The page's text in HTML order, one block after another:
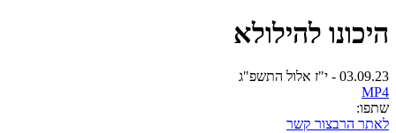
היכונו להילולא
03.09.23 - י"ז אלול התשפ"ג
MP4
שתפו:
לאתר הרבצור קשר